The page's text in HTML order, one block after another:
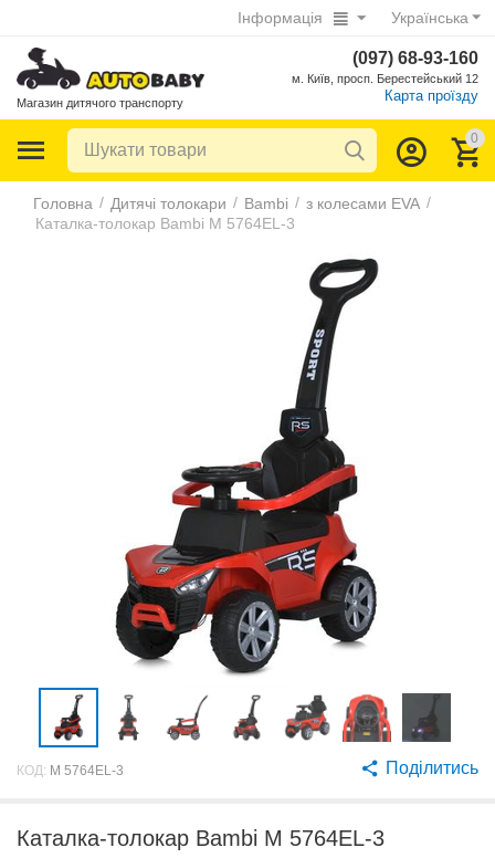
Українська
Інформація
Магазин дитячого транспорту
(097) 68-93-160
м. Київ, просп. Берестейський 12
Карта проїзду
0
Головна / Дитячі толокари / Bambi / з колесами EVA /
Каталка-толокар Bambi M 5764EL-3
КОД: M 5764EL-3 Поділитись
Каталка-толокар Bambi M 5764EL-3